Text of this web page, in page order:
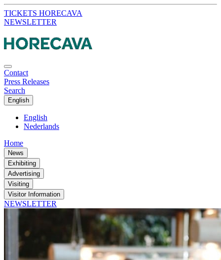
TICKETS HORECAVA
NEWSLETTER
Contact
Press Releases
Search
English
English
Nederlands
Home
News
Exhibiting
Advertising
Visiting
Visitor Information
NEWSLETTER